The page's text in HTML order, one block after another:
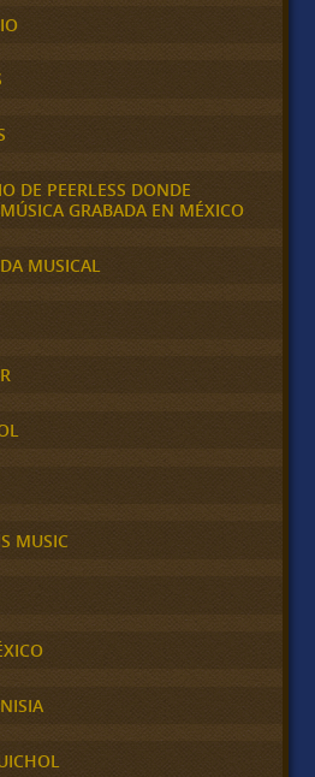
DE PEERLESS DONDE
GRABADA EN MÉXICO
MUSICAL
MUSIC